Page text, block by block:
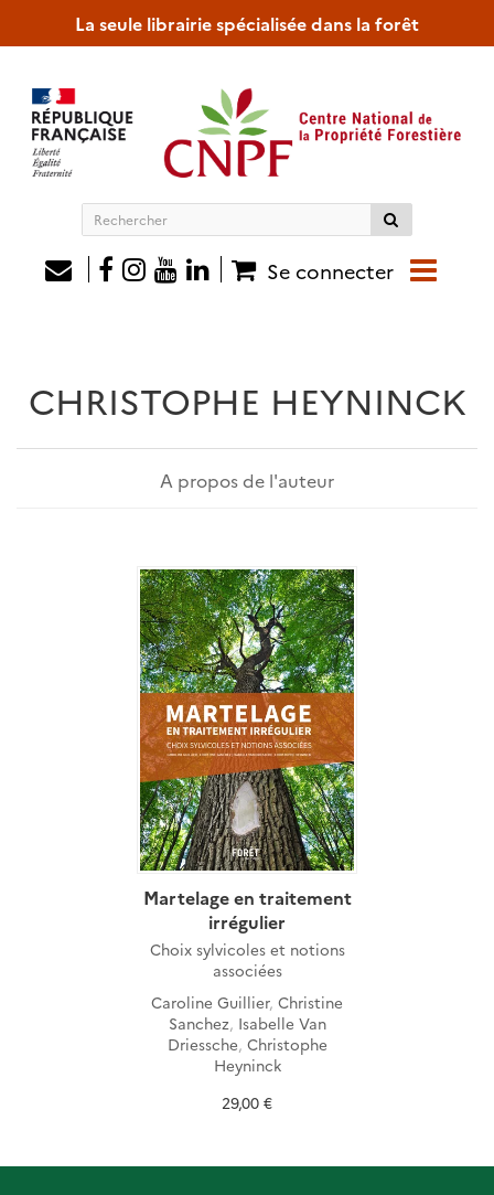
La seule librairie spécialisée dans la forêt
Rechercher
siteSe connecter
CHRISTOPHE HEYNINCK
A propos de l'auteur
Martelage en traitement
irrégulier
Choix sylvicoles et notions
associées
Caroline Guillier, Christine
Sanchez, Isabelle Van
Driessche, Christophe
Heyninck
29,00 €